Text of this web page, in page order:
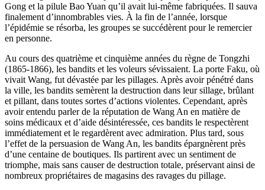
Gong et la pilule Bao Yuan qu’il avait lui-même fabriquées. Il sauva
finalement d’innombrables vies. À la fin de l’année, lorsque
l’épidémie se résorba, les groupes se succédèrent pour le remercier
en personne.
Au cours des quatrième et cinquième années du règne de Tongzhi
(1865-1866), les bandits et les voleurs sévissaient. La porte Faku, où
vivait Wang, fut dévastée par les pillages. Après avoir pénétré dans
la ville, les bandits semèrent la destruction dans leur sillage, brûlant
et pillant, dans toutes sortes d’actions violentes. Cependant, après
avoir entendu parler de la réputation de Wang An en matière de
soins médicaux et d’aide désintéressée, ces bandits le respectèrent
immédiatement et le regardèrent avec admiration. Plus tard, sous
l’effet de la persuasion de Wang An, les bandits épargnèrent près
d’une centaine de boutiques. Ils partirent avec un sentiment de
triomphe, mais sans causer de destruction totale, préservant ainsi de
nombreux propriétaires de magasins des ravages du pillage.